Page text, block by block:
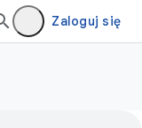
Zaloguj się